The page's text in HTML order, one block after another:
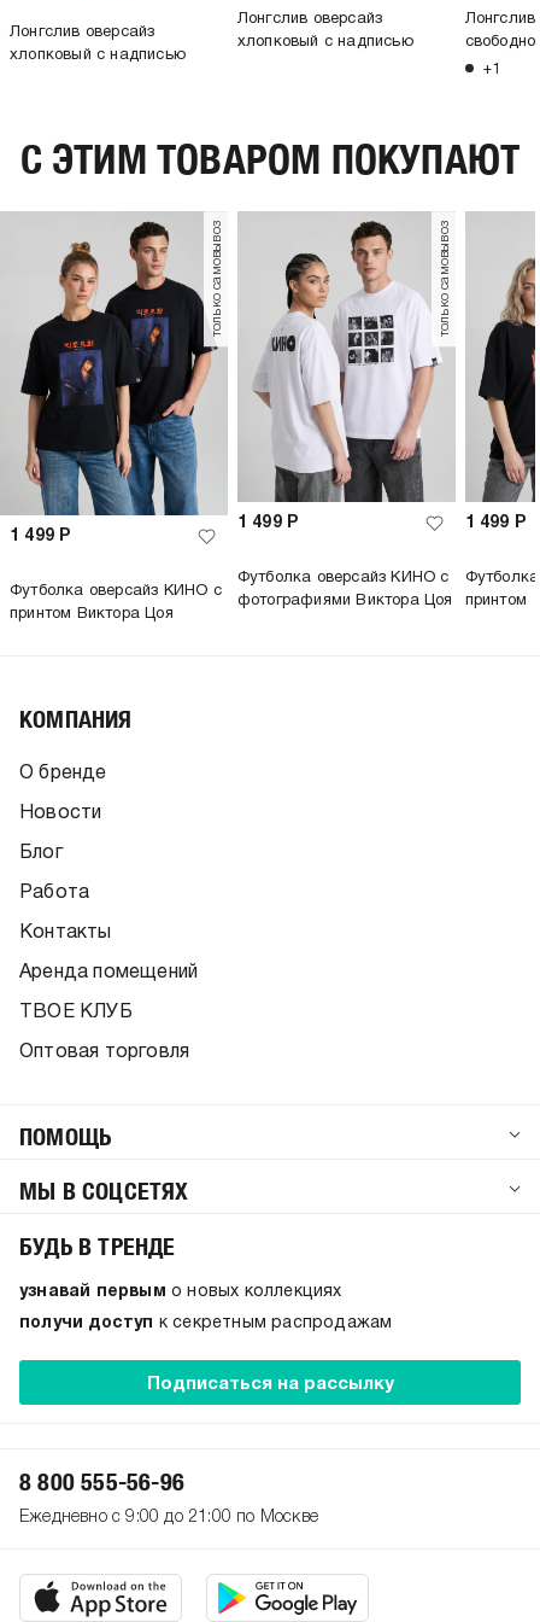
Лонгслив оверсайз
хлопковый с надписью
Лонгслив оверсайз
хлопковый с надписью
+1
C ЭТИМ ТОВАРОМ ПОКУПАЮТ
только самовывоз
1 499 Р
Футболка оверсайз КИНО с
принтом Виктора Цоя
только самовывоз
1 499Р
Футболка оверсайз КИНО с
фотографиями Виктора Цоя
1 499 Р
принтом
КОМПАНИЯ
О бренде
Новости
Блог
Работа
Контакты
Аренда помещений
ТВОЕ КЛУБ
Оптовая торговля
ПОМОЩЬ
МЫ В СОЦСЕТЯХ
БУДЬ В ТРЕНДЕ
узнавай первым о новых коллекциях
получи доступ к секретным распродажам
Подписаться на рассылку
8 800 555-56-96
Ежедневно с 9:00 до 21:00 по Москве